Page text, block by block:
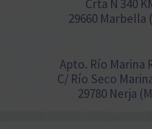
Crta N 340
29660 Marbella
Apto. Río Marina
C/ Río Seco
29780 Nerja